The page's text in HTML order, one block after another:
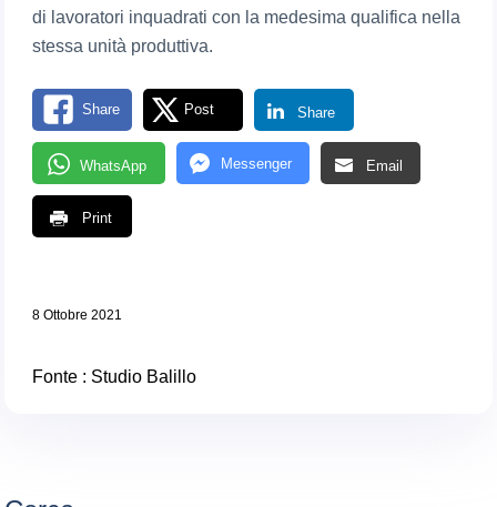
di lavoratori inquadrati con la medesima qualifica nella
stessa unità produttiva.
Share Post Share
WhatsApp Messenger Email
Print
8 Ottobre 2021
Fonte : Studio Balillo